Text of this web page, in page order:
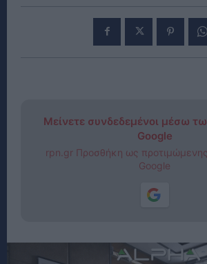
Μείνετε συνδεδεμένοι μέσω
Google
rpn.gr Προσθήκη ως
Google